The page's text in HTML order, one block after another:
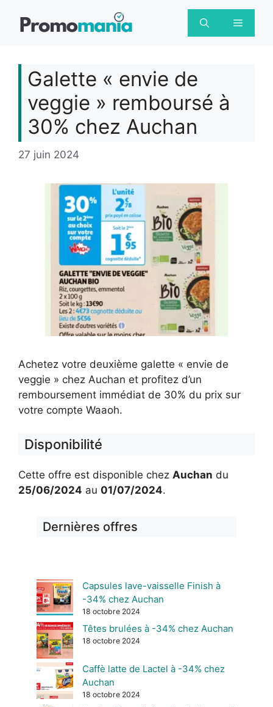
Menu
Galette « envie de
veggie » remboursé à
30% chez Auchan
27 juin 2024
Achetez votre deuxième galette « envie de
veggie » chez Auchan et profitez d’un
remboursement immédiat de 30% du prix sur
votre compte Waaoh.
Disponibilité
Cette offre est disponible chez Auchan du
25/06/2024 au 01/07/2024.
Dernières offres
Capsules lave-vaisselle Finish à
-34% chez Auchan
18 octobre 2024
Têtes brulées à -34% chez Auchan
18 octobre 2024
Caffè latte de Lactel à -34% chez
Auchan
18 octobre 2024